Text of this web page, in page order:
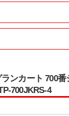
ンカート 700
700JKRS-4